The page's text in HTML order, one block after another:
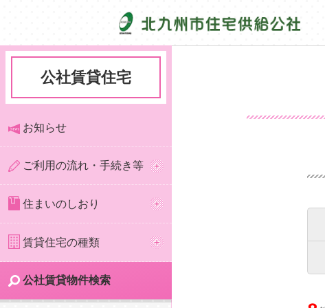
公社賃貸住宅
お知らせ
ご利用の流れ・手続き等
住まいのしおり
賃貸住宅の種類
公社賃貸物件検索